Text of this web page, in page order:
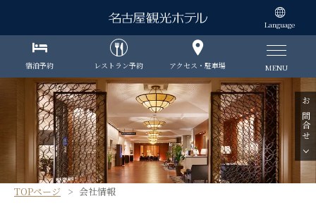
Language
宿泊予約 レストラン予約 アクセス・駐車場 MENU
TOPページ 会社情報
お問合せ